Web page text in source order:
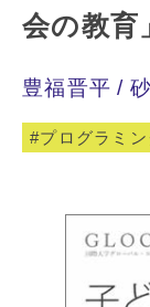
会の教育
豊福晋平
プログラミ